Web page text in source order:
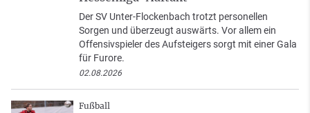
Der SV Unter-Flockenbach trotzt personellen
Sorgen und überzeugt auswärts. Vor allem ein
Offensivspieler des Aufsteigers sorgt mit einer Gala
für Furore.
02.08.2026
Fußball